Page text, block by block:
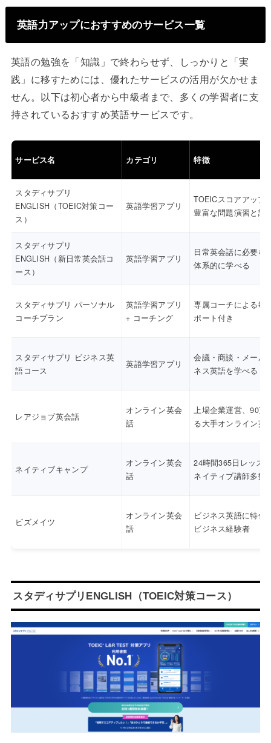
英語力アップにおすすめのサービス一覧
英語の勉強を「知識」で終わらせず、しっかりと「実
践」に移すためには、優れたサービスの活用が欠かせま
せん。以下は初心者から中級者まで、多くの学習者に支
持されているおすすめ英語サービスです。
サービス名 カテゴリ 特徴
スタディサプリ
ENGLISH（TOEIC対策コー
ス）
英語学習アプリ
TOEICスコアアップ
豊富な問題演習と講
スタディサプリ
ENGLISH（新日常英会話コ
ース）
英語学習アプリ
日常英会話に必要な
体系的に学べる
スタディサプリ パーソナル
コーチプラン
英語学習アプリ
+ コーチング
専属コーチによる毎
ポート付き
スタディサプリ ビジネス英
語コース
英語学習アプリ
会議・商談・メール
ネス英語を学べる
レアジョブ英会話
オンライン英会
話
上場企業運営、90万
る大手オンライン英
ネイティブキャンプ
オンライン英会
話
24時間365日レッス
ネイティブ講師多数
ビズメイツ
オンライン英会
話
ビジネス英語に特化
ビジネス経験者
スタディサプリENGLISH（TOEIC対策コース）